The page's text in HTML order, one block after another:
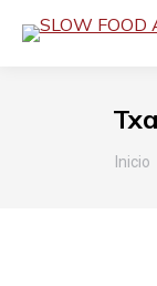
Inicio